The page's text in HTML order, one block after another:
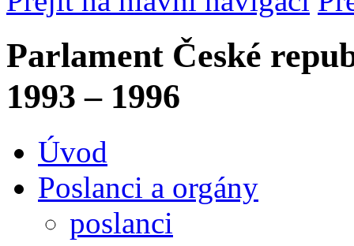
Parlament České
1993 – 1996
Úvod
Poslanci a orgány
poslanci